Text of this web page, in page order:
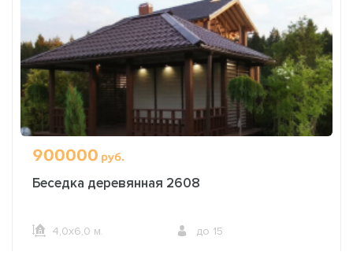
900000 руб.
Беседка деревянная 2608
4,0х6,0 м. до 15